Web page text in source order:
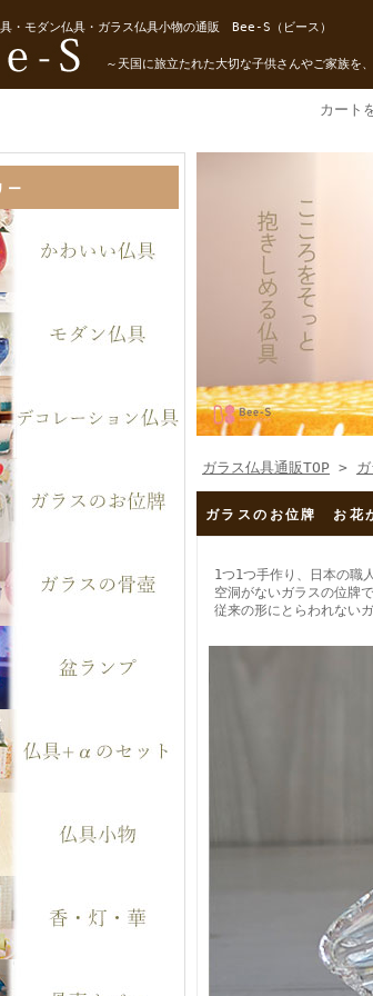
・モダン仏具・ガラス仏具小物の通販 Bee-S（ビース）
～天国に旅立たれた大切な子供さんやご家族を
カート
ー
ガラス仏具通販TOP >
ガラスのお位牌 お花
1つ1つ手作り、日本の職
空洞がないガラスの位牌
従来の形にとらわれない